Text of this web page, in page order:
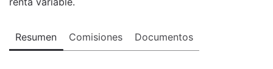
Resumen Comisiones Documentos